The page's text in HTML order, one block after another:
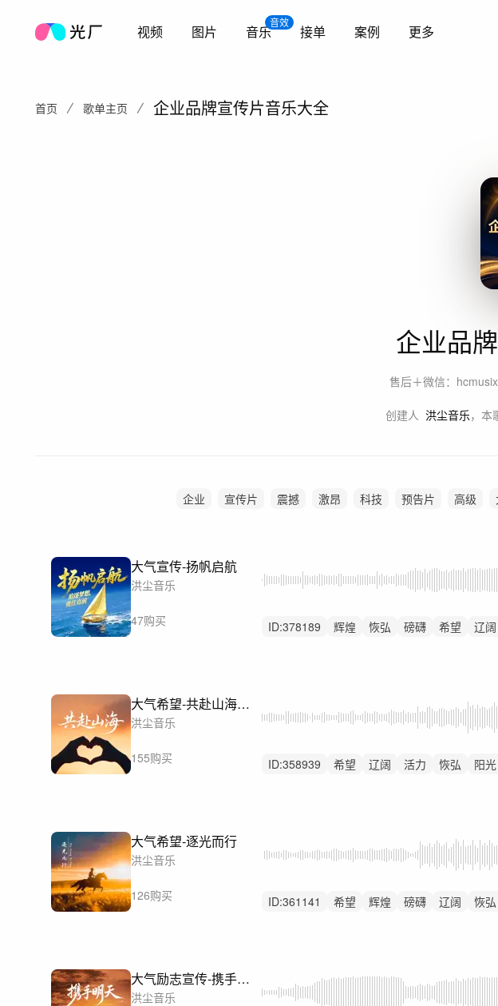
视频 图片
音效
音乐 接单 案例 更多
首页 歌单主页 企业品牌宣传片音乐大全
企业品
售后＋微信：
创建人 洪尘音乐， 本
企业 宣传片 震撼 激昂 科技 预告片 高级
大气宣传-扬帆启航
洪尘音乐
47购买 ID:378189 辉煌 恢弘 磅礴 希望 辽阔
大气希望-共赴山海（励志温暖积极奋进）
洪尘音乐
155购买 ID:358939 希望 辽阔 活力 恢弘 阳光
大气希望-逐光而行
洪尘音乐
126购买 ID:361141 希望 辉煌 磅礴 辽阔 恢弘
大气励志宣传-携手明天（三版本，2分钟，1分钟，30秒）
洪尘音乐